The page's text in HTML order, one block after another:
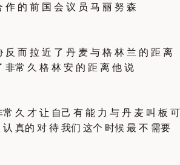
作 的 前 国 会 议 员 马 丽 努 森
反 而 拉 近 了 丹 麦 与 格 林 兰 的 距 离
非常 久 格 林 安 的 距 离 他 说
久 才 让 自己 有 能 力 与 丹 麦 叫 板 可
真的 对 待 我们 这个 时候 最 不 需要